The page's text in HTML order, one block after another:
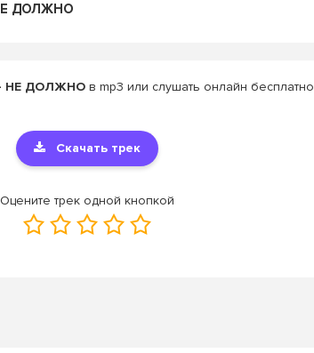
ДОЛЖНО
- НЕ ДОЛЖНО в mp3 или слушать онлайн бесплатно
Скачать трек
Оцените трек одной кнопкой